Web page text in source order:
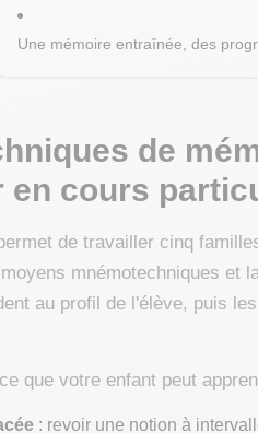
Une mémoire entraînée, des
de
en cours
de travailler cinq
mnémotechniques et
au profil de l'élève, puis
que votre enfant peut
: revoir une notion à